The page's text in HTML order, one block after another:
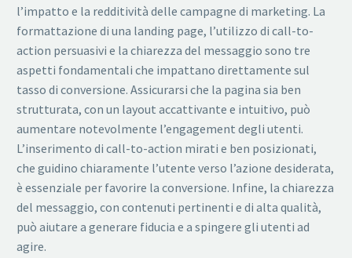
l’impatto e la redditività delle campagne di marketing. La
formattazione di una landing page, l’utilizzo di call-to-
action persuasivi e la chiarezza del messaggio sono tre
aspetti fondamentali che impattano direttamente sul
tasso di conversione. Assicurarsi che la pagina sia ben
strutturata, con un layout accattivante e intuitivo, può
aumentare notevolmente l’engagement degli utenti.
L’inserimento di call-to-action mirati e ben posizionati,
che guidino chiaramente l’utente verso l’azione desiderata,
è essenziale per favorire la conversione. Infine, la chiarezza
del messaggio, con contenuti pertinenti e di alta qualità,
può aiutare a generare fiducia e a spingere gli utenti ad
agire.